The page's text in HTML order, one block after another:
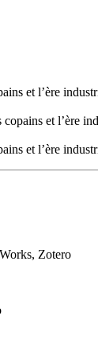
et l’ère
et l’ère
et l’ère
Zotero